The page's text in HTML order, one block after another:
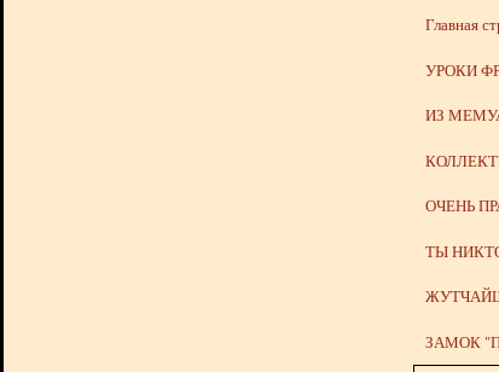
Главная
УРОКИ
ИЗ
ОЧЕНЬ
ТЫ
ЗАМОК